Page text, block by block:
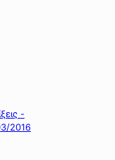
-
2016